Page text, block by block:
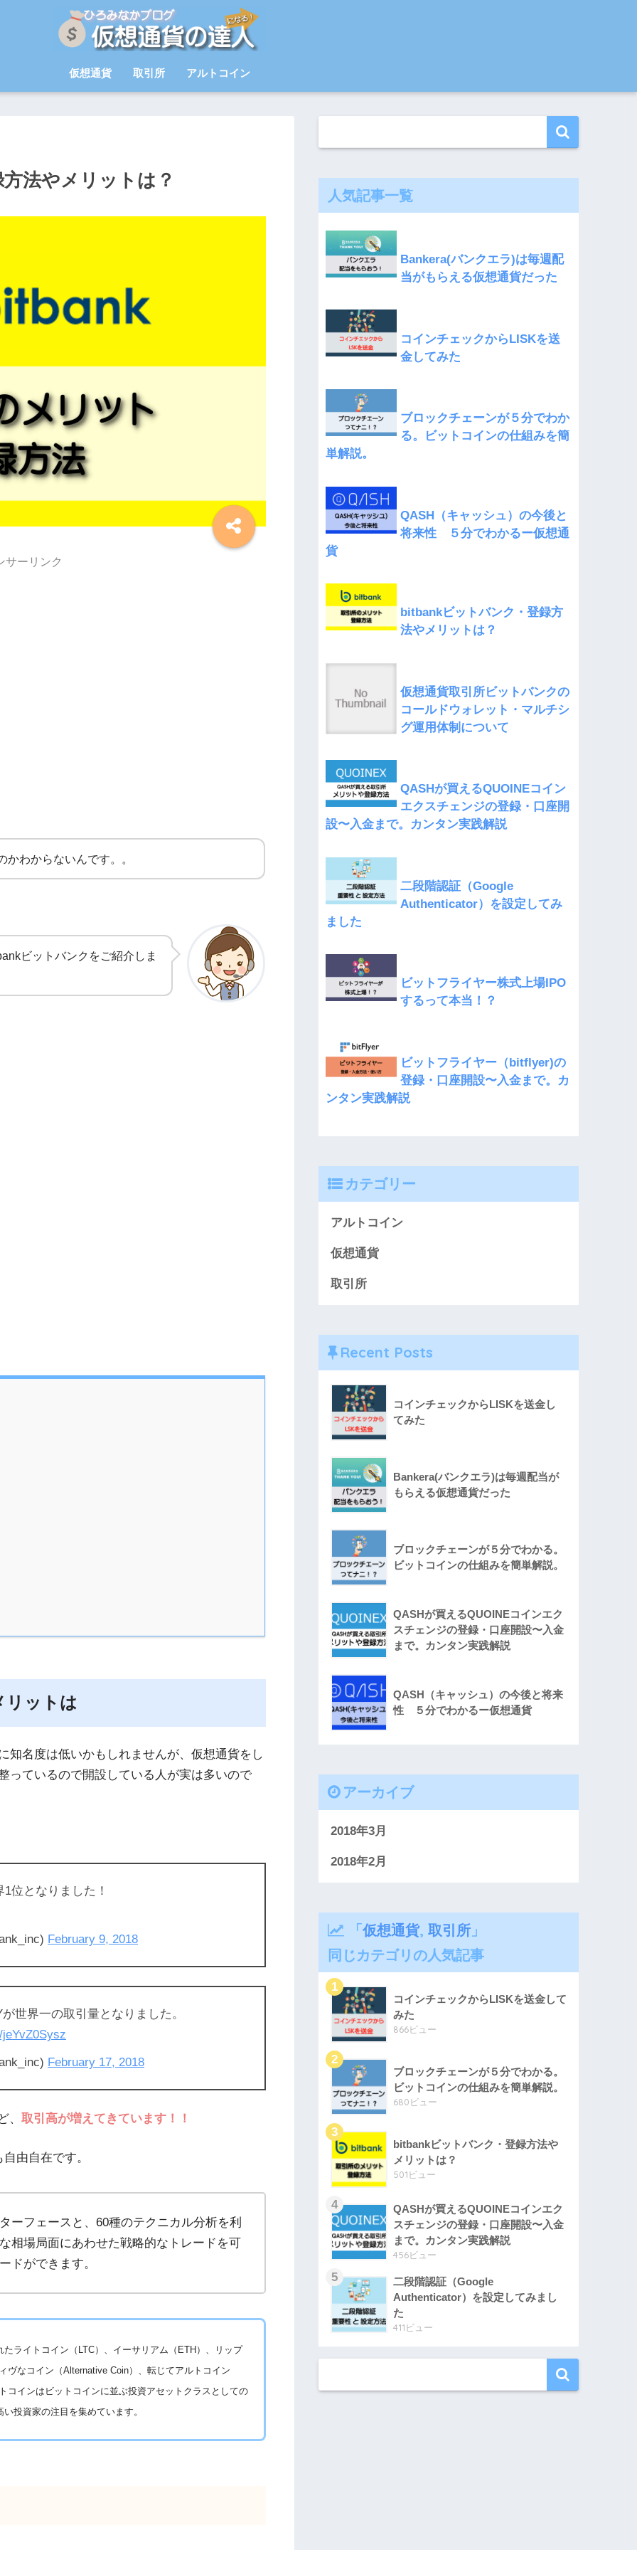
仮想通貨 取引所 アルトコイン
法やメリットは？
サーリンク
わからないんです。。
ビットバンクをご紹介しま
リットは
知名度は低いかもしれませんが、仮想通貨をし
っているので開設している人が実は多いので
位となりました！
February 9, 2018
世界一の取引量となりました。
February 17, 2018
、 取引高が増えてきています！！
由自在です。
ーフェースと、60種のテクニカル分析を利
相場局面にあわせた戦略的なトレードを可
ドができます。
ライトコイン（LTC）、イーサリアム（ETH）、リップ
ヴなコイン（Alternative Coin）、転じてアルトコイン
コインはビットコインに並ぶ投資アセットクラスとしての
投資家の注目を集めています。
人気記事一覧
Bankera(バンクエラ)は毎週配
当がもらえる仮想通貨だった
コインチェックからLISKを送
金してみた
ブロックチェーンが５分でわか
る。ビットコインの仕組みを簡
単解説。
QASH（キャッシュ）の今後と
将来性 ５分でわかるー仮想通
貨
bitbankビットバンク・登録方
法やメリットは？
仮想通貨取引所ビットバンクの
コールドウォレット・マルチシ
グ運用体制について
QASHが買えるQUOINEコイン
エクスチェンジの登録・口座開
設〜入金まで。カンタン実践解説
二段階認証（Google
Authenticator）を設定してみ
ました
ビットフライヤー株式上場IPO
するって本当！？
ビットフライヤー（bitflyer)の
登録・口座開設〜入金まで。カ
ンタン実践解説
カテゴリー
アルトコイン
仮想通貨
取引所
Recent Posts
コインチェックからLISKを送金し
てみた
Bankera(バンクエラ)は毎週配当が
もらえる仮想通貨だった
ブロックチェーンが５分でわかる。
ビットコインの仕組みを簡単解説。
QASHが買えるQUOINEコインエク
スチェンジの登録・口座開設〜入金
まで。カンタン実践解説
QASH（キャッシュ）の今後と将来
性 ５分でわかるー仮想通貨
アーカイブ
2018年3月
2018年2月
「仮想通貨,取引所 」
同じカテゴリの人気記事
コインチェックからLISKを送金して
みた
866ビュー
ブロックチェーンが５分でわかる。
ビットコインの仕組みを簡単解説。
680ビュー
bitbankビットバンク・登録方法や
メリットは？
501ビュー
QASHが買えるQUOINEコインエク
スチェンジの登録・口座開設〜入金
まで。カンタン実践解説
456ビュー
二段階認証（Google
Authenticator）を設定してみまし
た
411ビュー